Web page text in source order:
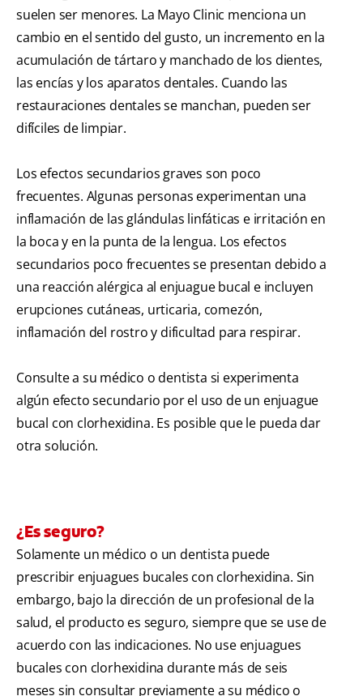
suelen ser menores. La Mayo Clinic menciona un
cambio en el sentido del gusto, un incremento en la
acumulación de tártaro y manchado de los dientes,
las encías y los aparatos dentales. Cuando las
restauraciones dentales se manchan, pueden ser
difíciles de limpiar.
Los efectos secundarios graves son poco
frecuentes. Algunas personas experimentan una
inflamación de las glándulas linfáticas e irritación en
la boca y en la punta de la lengua. Los efectos
secundarios poco frecuentes se presentan debido a
una reacción alérgica al enjuague bucal e incluyen
erupciones cutáneas, urticaria, comezón,
inflamación del rostro y dificultad para respirar.
Consulte a su médico o dentista si experimenta
algún efecto secundario por el uso de un enjuague
bucal con clorhexidina. Es posible que le pueda dar
otra solución.
¿Es seguro?
Solamente un médico o un dentista puede
prescribir enjuagues bucales con clorhexidina. Sin
embargo, bajo la dirección de un profesional de la
salud, el producto es seguro, siempre que se use de
acuerdo con las indicaciones. No use enjuagues
bucales con clorhexidina durante más de seis
meses sin consultar previamente a su médico o